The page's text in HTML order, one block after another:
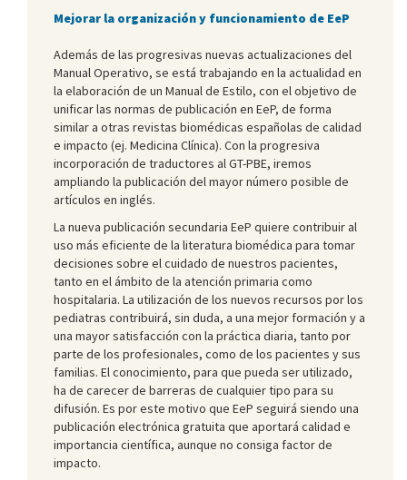
Mejorar la organización y funcionamiento de EeP
Además de las progresivas nuevas actualizaciones del
Manual Operativo, se está trabajando en la actualidad en
la elaboración de un Manual de Estilo, con el objetivo de
unificar las normas de publicación en EeP, de forma
similar a otras revistas biomédicas españolas de calidad
e impacto (ej. Medicina Clínica). Con la progresiva
incorporación de traductores al GT-PBE, iremos
ampliando la publicación del mayor número posible de
artículos en inglés.
La nueva publicación secundaria EeP quiere contribuir al
uso más eficiente de la literatura biomédica para tomar
decisiones sobre el cuidado de nuestros pacientes,
tanto en el ámbito de la atención primaria como
hospitalaria. La utilización de los nuevos recursos por los
pediatras contribuirá, sin duda, a una mejor formación y a
una mayor satisfacción con la práctica diaria, tanto por
parte de los profesionales, como de los pacientes y sus
familias. El conocimiento, para que pueda ser utilizado,
ha de carecer de barreras de cualquier tipo para su
difusión. Es por este motivo que EeP seguirá siendo una
publicación electrónica gratuita que aportará calidad e
importancia científica, aunque no consiga factor de
impacto.